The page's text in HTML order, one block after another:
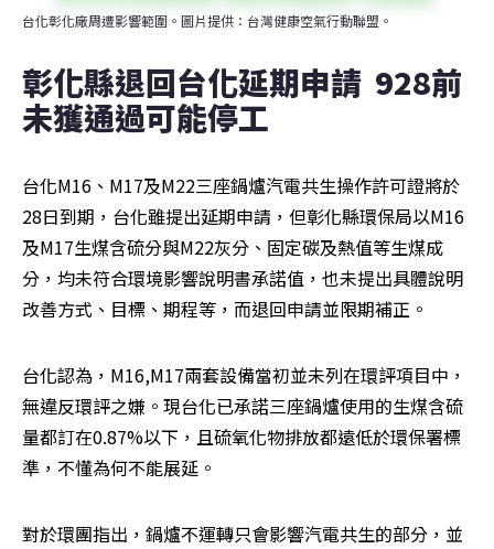
台化彰化廠周遭影響範圍。圖片提供：台灣健康空氣行動聯盟。
彰化縣退回台化延期申請  928前
未獲通過可能停工
台化M16、M17及M22三座鍋爐汽電共生操作許可證將於
28日到期，台化雖提出延期申請，但彰化縣環保局以M16
及M17生煤含硫分與M22灰分、固定碳及熱值等生煤成
分，均未符合環境影響說明書承諾值，也未提出具體說明
改善方式、目標、期程等，而退回申請並限期補正。
台化認為，M16,M17兩套設備當初並未列在環評項目中，
無違反環評之嫌。現台化已承諾三座鍋爐使用的生煤含硫
量都訂在0.87%以下，且硫氧化物排放都遠低於環保署標
準，不懂為何不能展延。
對於環團指出，鍋爐不運轉只會影響汽電共生的部分，並